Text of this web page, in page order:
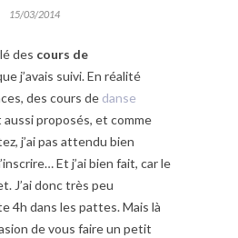
15/03/2014
des cours de
j’avais suivi. En réalité
des cours de danse
proposés, et comme
j’ai pas attendu bien
Et j’ai bien fait, car le
J’ai donc très peu
4h dans les pattes. Mais là
de vous faire un petit